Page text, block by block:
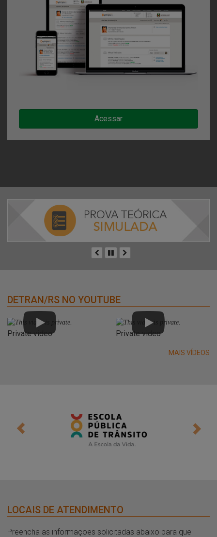
Acessar
AnteriorPausar
DETRAN/RS NO YOUTUBE
Private video Private video
MAIS VÍDEOS
Anterior
LOCAIS DE ATENDIMENTO
Preencha as informações solicitadas abaixo para que